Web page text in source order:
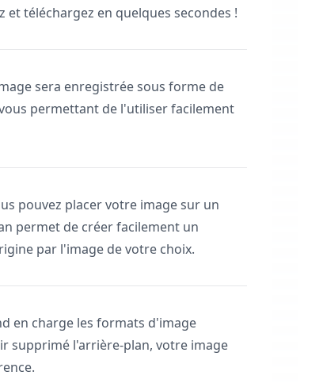
téléchargez en quelques secondes !
sera enregistrée sous forme de
permettant de l'utiliser facilement
pouvez placer votre image sur un
permet de créer facilement un
par l'image de votre choix.
en charge les formats d'image
supprimé l'arrière-plan, votre image